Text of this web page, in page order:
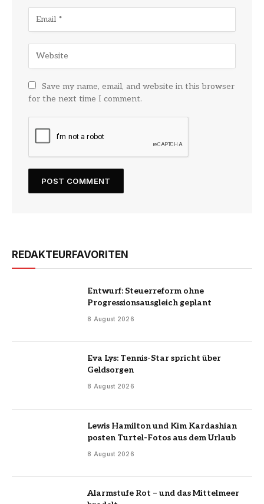
Save my name, email, and website in this browser
for the next time I comment.
REDAKTEURFAVORITEN
Entwurf: Steuerreform ohne
Progressionsausgleich geplant
8 August 2026
Eva Lys: Tennis-Star spricht über
Geldsorgen
8 August 2026
Lewis Hamilton und Kim Kardashian
posten Turtel-Fotos aus dem Urlaub
8 August 2026
Alarmstufe Rot – und das Mittelmeer